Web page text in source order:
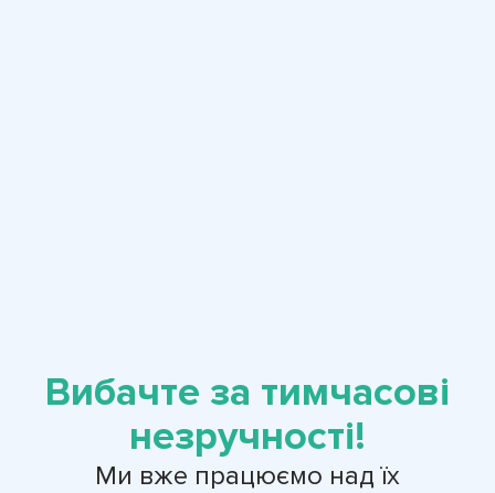
Вибачте за тимчасові
незручності!
Ми вже працюємо над їх